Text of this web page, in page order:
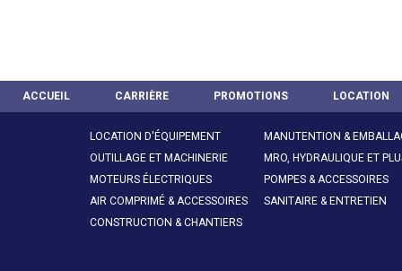
ACCUEIL CARRIÈRE PROMOTIONS LOCATION
LOCATION D'ÉQUIPEMENT
OUTILLAGE ET MACHINERIE
MOTEURS ÉLECTRIQUES
AIR COMPRIMÉ & ACCESSOIRES
CONSTRUCTION & CHANTIERS
MANUTENTION &
MRO, HYDRAULIQUE ET
POMPES & ACCESSOIRES
SANITAIRE & ENTRETIEN